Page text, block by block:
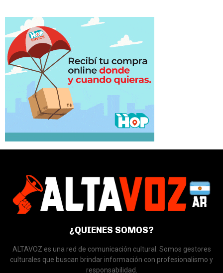
¿QUIENES SOMOS?
ALTAVOZ es una red de comunicación cultural. Somos gestores
culturales que buscan brindar información con profesionalismo y
responsabilidad.